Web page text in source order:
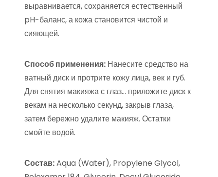
выравнивается, сохраняется естественный
pH-баланс, а кожа становится чистой и
сияющей.
Способ применения: Нанесите средство на
ватный диск и протрите кожу лица, век и губ.
Для снятия макияжа с глаз… приложите диск к
векам на несколько секунд, закрыв глаза,
затем бережно удалите макияж. Остатки
смойте водой.
Состав:Aqua (Water), Propylene Glycol,